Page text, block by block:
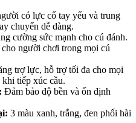
có lực cổ tay yếu và trung
chuyển dễ dàng.
cường sức mạnh cho cú đánh.
người chơi trong mọi cú
trợ lực, hỗ trợ tối đa cho mọi
khi tiếp xúc cầu.
Đảm bảo độ bền và ổn định
3 màu xanh, trắng, đen phối hài